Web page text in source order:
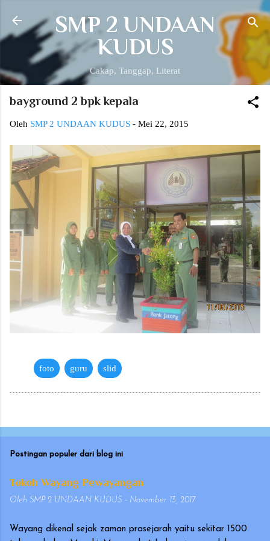
Langsung ke konten utama
SMP 2 UNDAAN
KUDUS
Cakap, Tanggap, Literat
bayground 2 bpk kepala
Oleh SMP 2 UNDAAN KUDUS - Mei 22, 2015
foto guru slid
Postingan populer dari blog ini
Tokoh Wayang Pewayangan
Oleh SMP 2 UNDAAN KUDUS - November 13, 2017
Wayang dikenal sejak zaman prasejarah yaitu sekitar 1500